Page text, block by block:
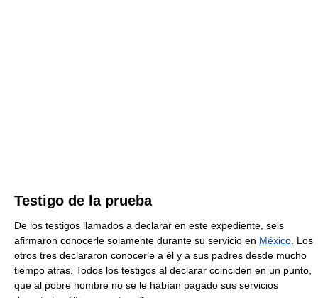
Testigo de la prueba
De los testigos llamados a declarar en este expediente, seis
afirmaron conocerle solamente durante su servicio en México . Los
otros tres declararon conocerle a él y a sus padres desde mucho
tiempo atrás. Todos los testigos al declarar coinciden en un punto,
que al pobre hombre no se le habían pagado sus servicios